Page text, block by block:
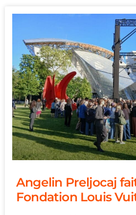
Angelin Preljocaj
Fondation Louis